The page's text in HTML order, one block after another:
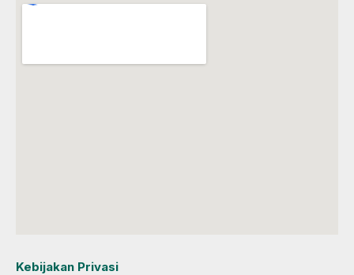
Kebijakan Privasi